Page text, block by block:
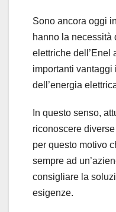
Sono ancora oggi
hanno la
elettriche dell’Enel
importanti
dell’energia
In questo senso,
riconoscere
per questo motivo
sempre ad
consigliare la
esigenze.